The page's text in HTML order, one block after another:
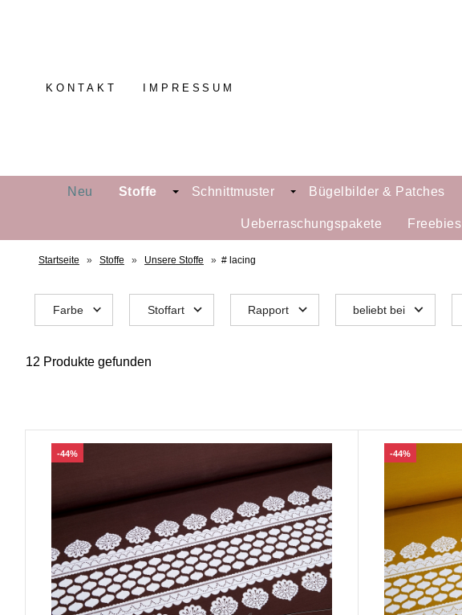
KONTAKT IMPRESSUM
Neu Stoffe Schnittmuster Bügelbilder & Patches
Ueberraschungspakete Freebies
Startseite » Stoffe » Unsere Stoffe » # lacing
Farbe Stoffart Rapport beliebt bei
12 Produkte gefunden
-44% -44%